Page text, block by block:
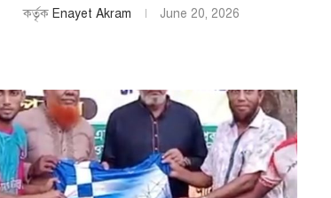
কর্তৃক Enayet Akram June 20, 2026